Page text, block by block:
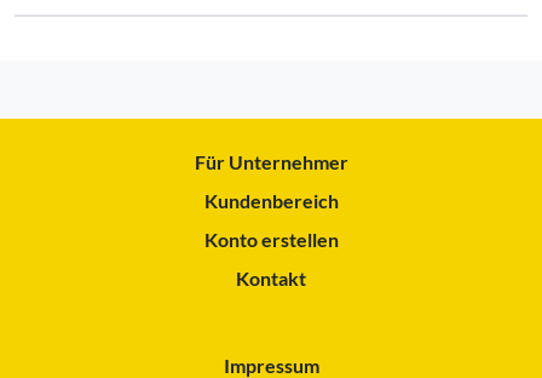
Für Unternehmer
Kundenbereich
Konto erstellen
Kontakt
Impressum